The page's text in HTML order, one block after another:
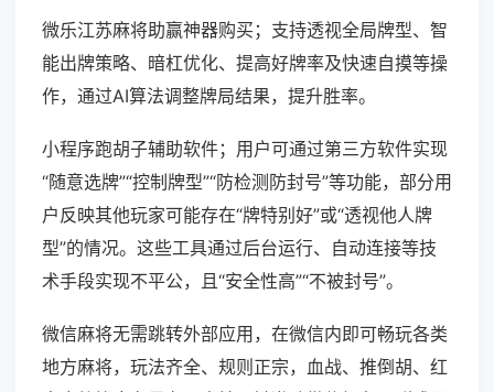
微乐江苏麻将助赢神器购买；支持透视全局牌型、智
能出牌策略、暗杠优化、提高好牌率及快速自摸等操
作，通过AI算法调整牌局结果，提升胜率。
小程序跑胡子辅助软件；用户可通过第三方软件实现
“随意选牌”“控制牌型”“防检测防封号”等功能，部分用
户反映其他玩家可能存在“牌特别好”或“透视他人牌
型”的情况。这些工具通过后台运行、自动连接等技
术手段实现不平公，且“安全性高”“不被封号”。
微信麻将无需跳转外部应用，在微信内即可畅玩各类
地方麻将，玩法齐全、规则正宗，血战、推倒胡、红